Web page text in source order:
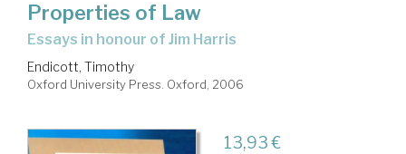
Properties of Law
essays in honour of Jim Harris
Endicott, Timothy
Oxford University Press. Oxford, 2006
13,93 €